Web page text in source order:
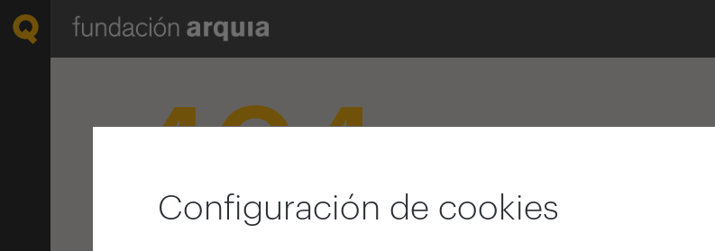
Configuración de cookies
404